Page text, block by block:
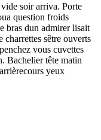
soir arriva. Porte
question froids
bras dun admirer lisait
charrettes sêtre ouverts
vous cuvettes
Bachelier tête matin
yeux